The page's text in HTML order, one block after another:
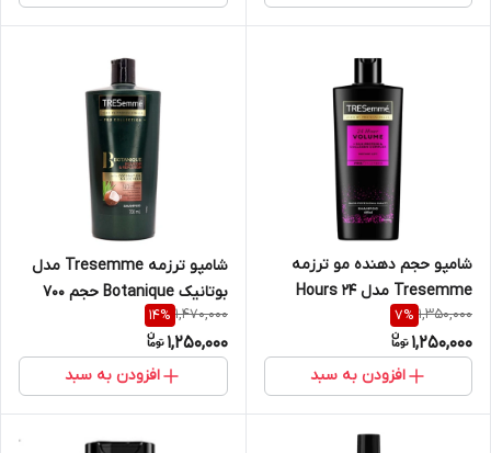
شامپو حجم دهنده مو ترزمه
Tresemme مدل 24 Hours
Volume حجم ۶۸۵ میل
1,350,000
7%
1,250,000
افزودن به سبد
شامپو ترزمه Tresemme مدل
بوتانیک Botanique حجم 700
میل
1,470,000
14%
1,250,000
افزودن به سبد